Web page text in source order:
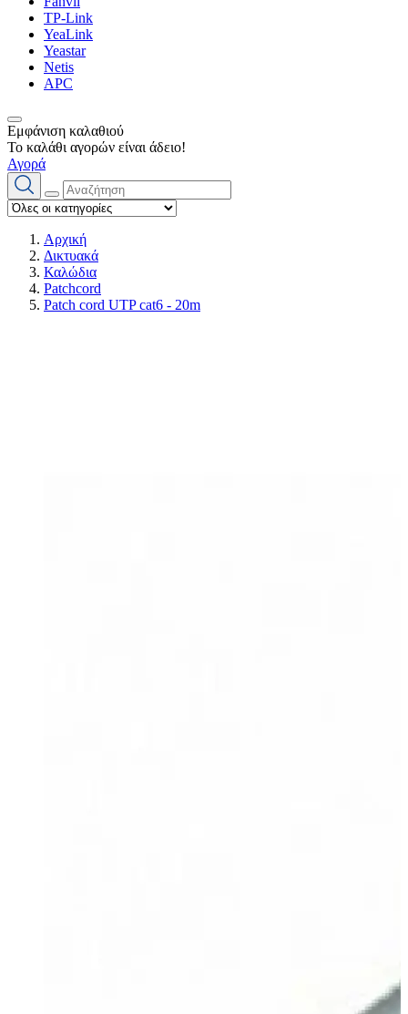
TP-Link
YeaLink
Yeastar
Netis
APC
Εμφάνιση καλαθιού
Το καλάθι αγορών είναι άδειο!
Αγορά
Αρχική
Δικτυακά
Καλώδια
Patchcord
Patch cord UTP cat6 - 20m